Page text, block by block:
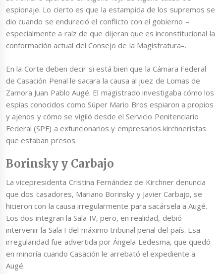
espionaje. Lo cierto es que la estampida de los supremos se
dio cuando se endureció el conflicto con el gobierno –
especialmente a raíz de que dijeran que es inconstitucional la
conformación actual del Consejo de la Magistratura–.
En la Corte deben decir si está bien que la Cámara Federal
de Casación Penal le sacara la causa al juez de Lomas de
Zamora Juan Pablo Augé. El magistrado investigaba cómo los
espías conocidos como Súper Mario Bros espiaron a propios
y ajenos y cómo se vigiló desde el Servicio Penitenciario
Federal (SPF) a exfuncionarios y empresarios kirchneristas
que estaban presos.
Borinsky y Carbajo
La vicepresidenta Cristina Fernández de Kirchner denuncia
que dos casadores, Mariano Borinsky y Javier Carbajo, se
hicieron con la causa irregularmente para sacársela a Augé.
Los dos integran la Sala IV, pero, en realidad, debió
intervenir la Sala I del máximo tribunal penal del país. Esa
irregularidad fue advertida por Ángela Ledesma, que quedó
en minoría cuando Casación le arrebató el expediente a
Augé.